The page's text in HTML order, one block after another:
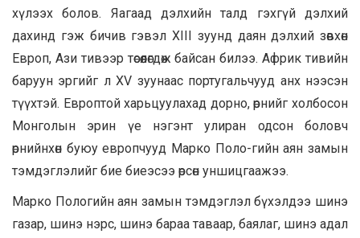
хүлээх болов. Яагаад дэлхийн талд гэхгүй дэлхий
дахинд гэж бичив гэвэл XIII зуунд даян дэлхий зөвхөн
Европ, Ази тивээр төсөөлөгдөж байсан билээ. Африк тивийн
баруун эргийг л XV зуунаас португальчууд анх нээсэн
түүхтэй. Европтой харьцуулахад дорно, өрнийг холбосон
Монголын эрин үе нэгэнт улиран одсон боловч
өрнийнхөн буюу европчууд Марко Поло-гийн аян замын
тэмдэглэлийг бие биеэсээ өрсөн уншицгаажээ.
Марко Пологийн аян замын тэмдэглэл бүхэлдээ шинэ
газар, шинэ нэрс, шинэ бараа таваар, баялаг, шинэ адал